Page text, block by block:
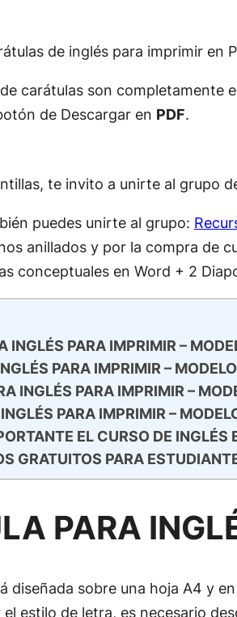
de inglés para imprimir en
carátulas son completamente
de Descargar en PDF.
te invito a unirte al grupo
puedes unirte al grupo:
anillados y por la compra de
conceptuales en Word + 2
INGLÉS PARA IMPRIMIR –
PARA IMPRIMIR –
INGLÉS PARA IMPRIMIR –
PARA IMPRIMIR –
EL CURSO DE INGLÉS
GRATUITOS PARA
PARA
diseñada sobre una hoja A4 y
el estilo de letra, es necesario